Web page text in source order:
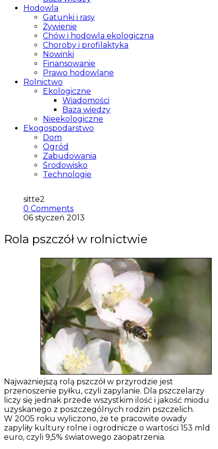
Hodowla
Gatunki i rasy
Żywienie
Chów i hodowla ekologiczna
Choroby i profilaktyka
Nowinki
Finansowanie
Prawo hodowlane
Rolnictwo
Ekologiczne
Wiadomości
Baza wiedzy
Nieekologiczne
Ekogospodarstwo
Dom
Ogród
Zabudowania
Środowisko
Technologie
sitte2
0 Comments
06 styczeń 2013
Rola pszczół w rolnictwie
Najważniejszą rolą pszczół w przyrodzie jest
przenoszenie pyłku, czyli zapylanie. Dla pszczelarzy
liczy się jednak przede wszystkim ilość i jakość miodu
uzyskanego z poszczególnych rodzin pszczelich.
W 2005 roku wyliczono, że te pracowite owady
zapyliły kultury rolne i ogrodnicze o wartości 153 mld
euro, czyli 9,5% światowego zaopatrzenia.